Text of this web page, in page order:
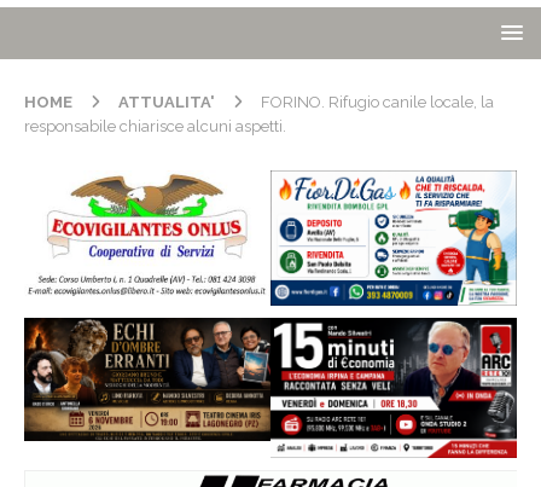
HOME ATTUALITA'
FORINO. Rifugio canile locale, la
responsabile chiarisce alcuni aspetti.